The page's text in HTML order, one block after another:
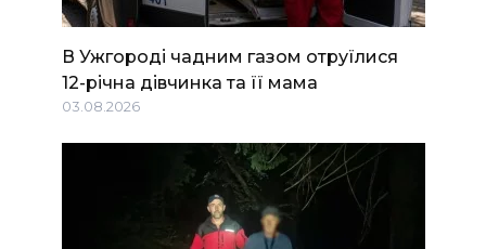
В Ужгороді чадним газом отруїлися
12-річна дівчинка та її мама
03.08.2026